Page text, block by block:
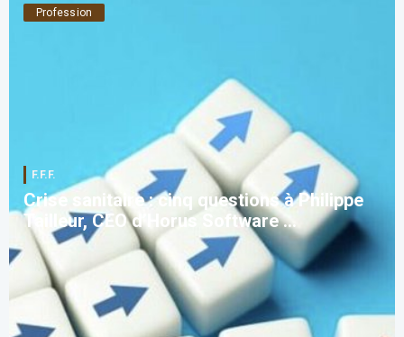
Profession
F.F.F.
Crise sanitaire : cinq questions à Philippe
Tailleur, CEO d’Horus Software ...